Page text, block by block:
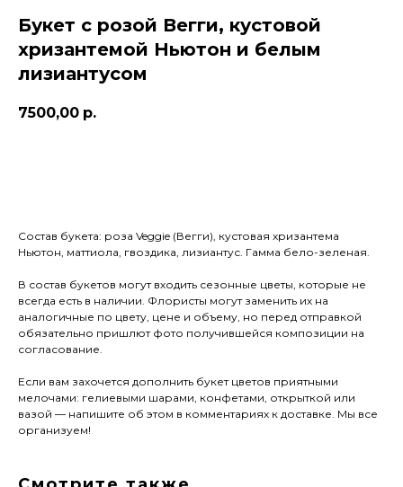
Букет с розой Вегги, кустовой
хризантемой Ньютон и белым
лизиантусом
7500,00 р.
Состав букета: роза Veggie (Вегги), кустовая хризантема
Ньютон, маттиола, гвоздика, лизиантус. Гамма бело-зеленая.
В состав букетов могут входить сезонные цветы, которые не
всегда есть в наличии. Флористы могут заменить их на
аналогичные по цвету, цене и объему, но перед отправкой
обязательно пришлют фото получившейся композиции на
согласование.
Если вам захочется дополнить букет цветов приятными
мелочами: гелиевыми шарами, конфетами, открыткой или
вазой — напишите об этом в комментариях к доставке. Мы все
организуем!